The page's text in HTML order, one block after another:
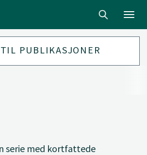
PUBLIKASJONER
serie med kortfattede